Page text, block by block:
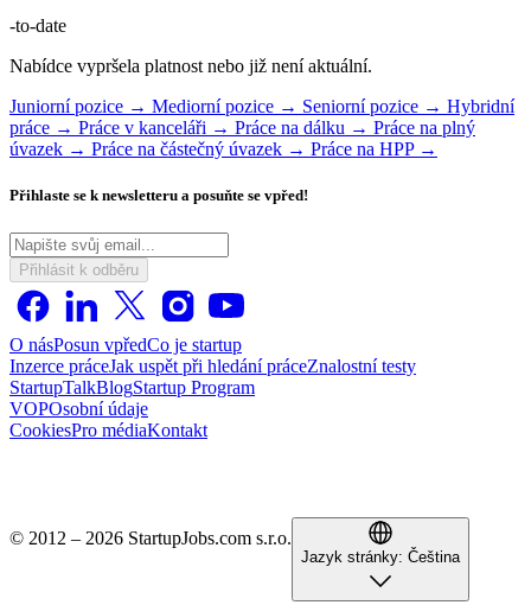
-to-date
Nabídce vypršela platnost nebo již není aktuální.
Juniorní pozice → Mediorní pozice → Seniorní pozice → Hybridní
práce → Práce v kanceláři → Práce na dálku → Práce na plný
úvazek → Práce na částečný úvazek → Práce na HPP →
Přihlaste se k newsletteru a posuňte se vpřed!
Přihlásit k odběru
O násPosun vpředCo je startup
Inzerce práceJak uspět při hledání práceZnalostní testy
StartupTalkBlogStartup Program
VOPOsobní údaje
CookiesPro médiaKontakt
© 2012 – 2026 StartupJobs.com s.r.o.
Jazyk stránky: Čeština